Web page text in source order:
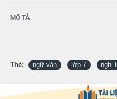
MÔ TẢ
Thẻ: ngữ văn lớp 7 nghị